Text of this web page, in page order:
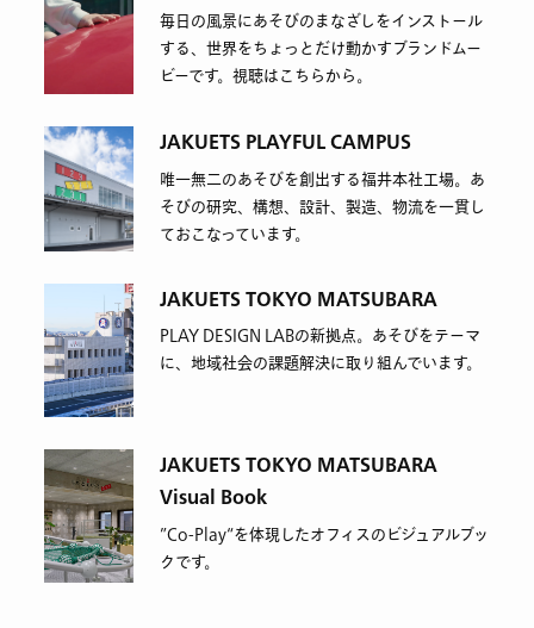
毎日の風景にあそびのまなざしをインストール
する、世界をちょっとだけ動かすブランドムー
ビーです。視聴はこちらから。
JAKUETS PLAYFUL CAMPUS
唯一無二のあそびを創出する福井本社工場。あ
そびの研究、構想、設計、製造、物流を一貫し
ておこなっています。
JAKUETS TOKYO MATSUBARA
PLAY DESIGN LABの新拠点。あそびをテーマ
に、地域社会の課題解決に取り組んでいます。
JAKUETS TOKYO MATSUBARA
Visual Book
”Co-Play“を体現したオフィスのビジュアルブッ
クです。